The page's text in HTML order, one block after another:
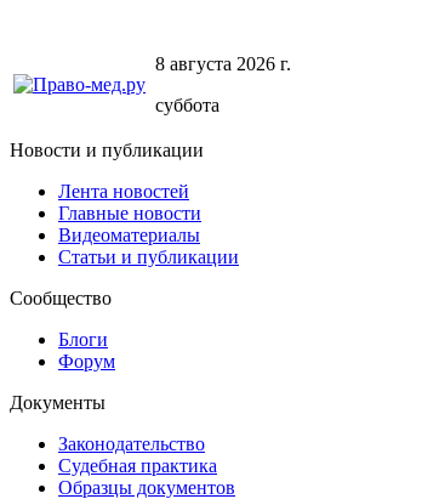
8 августа 2026 г.
суббота
Новости и публикации
Лента новостей
Главные новости
Видеоматериалы
Статьи и публикации
Сообщество
Блоги
Форум
Документы
Законодательство
Судебная практика
Образцы документов